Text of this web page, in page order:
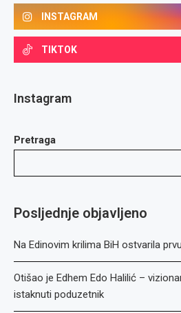
INSTAGRAM
TIKTOK
Instagram
Pretraga
Posljednje objavljeno
Na Edinovim krilima BiH ostvarila
Otišao je Edhem Edo Halilić –
istaknuti poduzetnik